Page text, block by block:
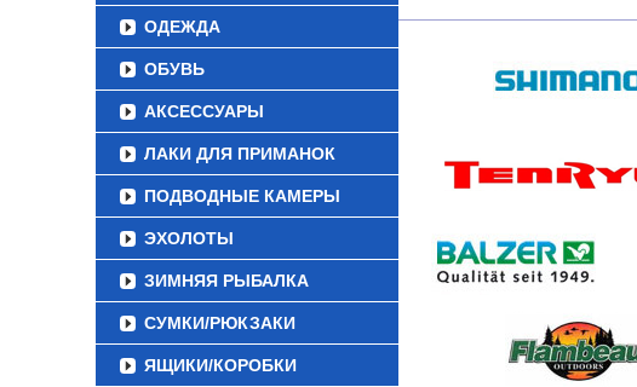
ОДЕЖДА
ОБУВЬ
АКСЕССУАРЫ
ЛАКИ ДЛЯ ПРИМАНОК
ПОДВОДНЫЕ КАМЕРЫ
ЭХОЛОТЫ
ЗИМНЯЯ РЫБАЛКА
СУМКИ/РЮКЗАКИ
ЯЩИКИ/КОРОБКИ